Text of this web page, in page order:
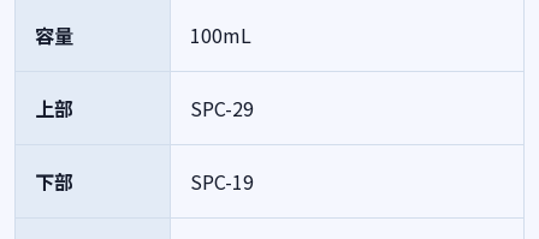
容量 100mL
上部 SPC-29
下部 SPC-19